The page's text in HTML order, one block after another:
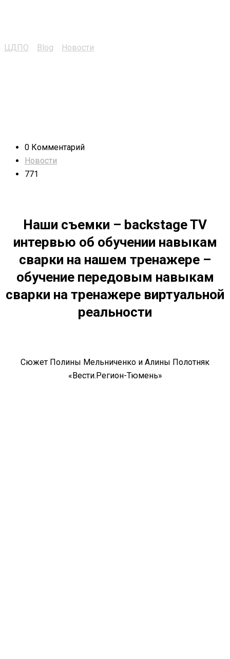
ЦДПО Blog Новости
0 Комментарий
Новости
771
Наши съемки – backstage TV
интервью об обучении навыкам
сварки на нашем тренажере –
обучениепередовым навыкам
сварки на тренажере виртуальной
реальности
Сюжет Полины Мельниченко и Алины Полотняк
«Вести.Регион-Тюмень»